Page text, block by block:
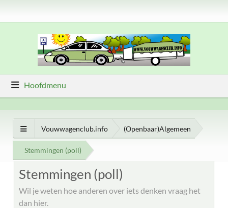
Hoofdmenu
Vouwwagenclub.info (Openbaar)Algemeen
Stemmingen (poll)
Stemmingen (poll)
Wil je weten hoe anderen over iets denken vraag het
dan hier.